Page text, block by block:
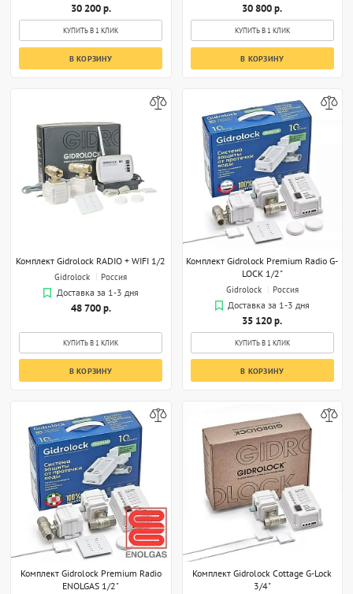
30 200 р.
КУПИТЬ В 1 КЛИК
В КОРЗИНУ
30 800 р.
КУПИТЬ В 1 КЛИК
В КОРЗИНУ
Комплект Gidrolock RADIO + WIFI 1/2
Gidrolock
Россия
Доставка за 1-3 дня
48 700 р.
КУПИТЬ В 1 КЛИК
В КОРЗИНУ
Комплект Gidrolock Premium Radio G-
LOCK 1/2"
Gidrolock
Россия
Доставка за 1-3 дня
35 120 р.
КУПИТЬ В 1 КЛИК
В КОРЗИНУ
Комплект Gidrolock Premium Radio
ENOLGAS 1/2"
Комплект Gidrolock Cottage G-Lock
3/4"